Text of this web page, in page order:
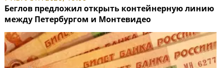
Беглов предложил открыть контейнерную линию
между Петербургом и Монтевидео